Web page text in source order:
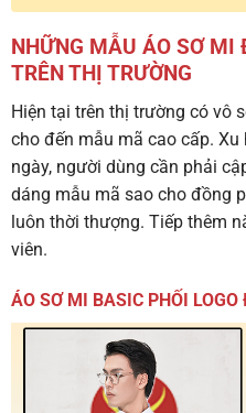
NHỮNG MẪU ÁO SƠ MI
TRÊN THỊ TRƯỜNG
Hiện tại trên thị trường có vô
cho đến mẫu mã cao cấp.
ngày, người dùng cần phải
dáng mẫu mã sao cho đồng
luôn thời thượng. Tiếp thêm
viên.
ÁO SƠ MI BASIC PHỐI LOGO